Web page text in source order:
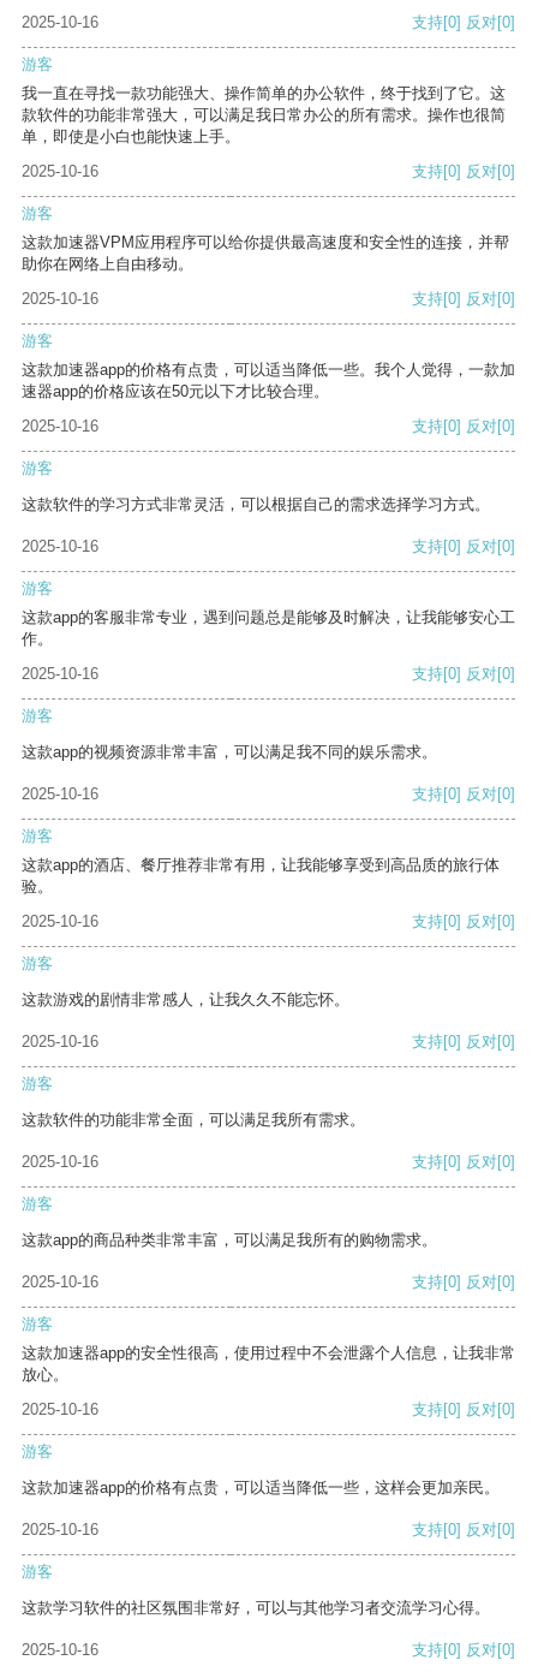
2025-10-16 支持[0] 反对[0]
游客
我一直在寻找一款功能强大、操作简单的办公软件，终于找到了它。这
款软件的功能非常强大，可以满足我日常办公的所有需求。操作也很简
单，即使是小白也能快速上手。
2025-10-16
支持[0] 反对[0]
游客
这款加速器VPM应用程序可以给你提供最高速度和安全性的连接，并帮
助你在网络上自由移动。
2025-10-16
支持[0] 反对[0]
游客
这款加速器app的价格有点贵，可以适当降低一些。我个人觉得，一款加
速器app的价格应该在50元以下才比较合理。
2025-10-16
支持[0] 反对[0]
游客
这款软件的学习方式非常灵活，可以根据自己的需求选择学习方式。
2025-10-16 支持[0] 反对[0]
游客
这款app的客服非常专业，遇到问题总是能够及时解决，让我能够安心工
作。
2025-10-16
支持[0] 反对[0]
游客
这款app的视频资源非常丰富，可以满足我不同的娱乐需求。
2025-10-16 支持[0] 反对[0]
游客
这款app的酒店、餐厅推荐非常有用，让我能够享受到高品质的旅行体
验。
2025-10-16
支持[0] 反对[0]
游客
这款游戏的剧情非常感人，让我久久不能忘怀。
2025-10-16 支持[0] 反对[0]
游客
这款软件的功能非常全面，可以满足我所有需求。
2025-10-16 支持[0] 反对[0]
游客
这款app的商品种类非常丰富，可以满足我所有的购物需求。
2025-10-16 支持[0] 反对[0]
游客
这款加速器app的安全性很高，使用过程中不会泄露个人信息，让我非常
放心。
2025-10-16
支持[0] 反对[0]
游客
这款加速器app的价格有点贵，可以适当降低一些，这样会更加亲民。
2025-10-16 支持[0] 反对[0]
游客
这款学习软件的社区氛围非常好，可以与其他学习者交流学习心得。
2025-10-16 支持[0] 反对[0]